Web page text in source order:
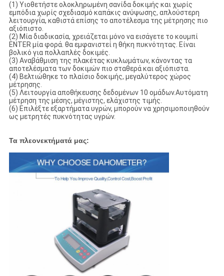
(1) Υιοθετήστε ολοκληρωμένη σανίδα δοκιμής και χωρίς
εμπόδια χωρίς σχεδιασμό καπάκις ανύψωσης, απλούστερη
λειτουργία, καθιστά επίσης το αποτέλεσμα της μέτρησης πιο
αξιόπιστο.
(2) Μία διαδικασία, χρειάζεται μόνο να εισάγετε το κουμπί
ENTER μία φορά. θα εμφανιστεί η θήκη πυκνότητας. Είναι
βολικό για πολλαπλές δοκιμές.
(3) Αναβάθμιση της πλακέτας κυκλωμάτων, κάνοντας τα
αποτελέσματα των δοκιμών πιο σταθερά και αξιόπιστα.
(4) Βελτιώθηκε το πλαίσιο δοκιμής, μεγαλύτερος χώρος
μέτρησης.
(5) Λειτουργία αποθήκευσης δεδομένων 10 ομάδων.Αυτόματη
μέτρηση της μέσης, μέγιστης, ελάχιστης τιμής.
(6) Επιλέξτε εξαρτήματα υγρών, μπορούν να χρησιμοποιηθούν
ως μετρητές πυκνότητας υγρών.
Τα πλεονεκτήματά μας: